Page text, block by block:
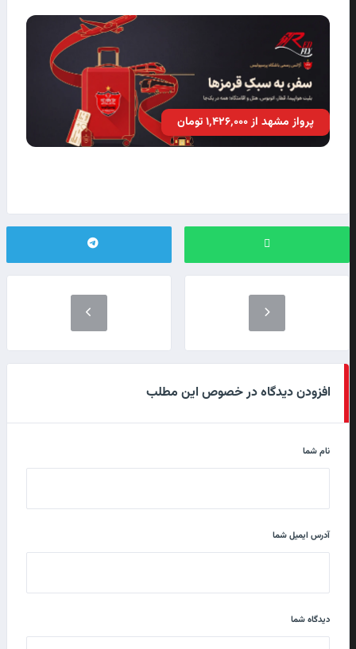
پرواز مشهد از ۱٬۴۲۶٬۰۰۰ تومان
افزودن دیدگاه در خصوص این مطلب
نام شما
آدرس ایمیل شما
دیدگاه شما